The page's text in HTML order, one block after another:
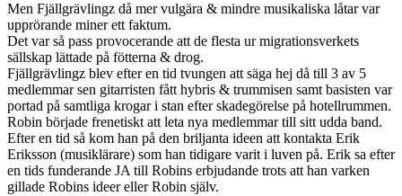
Men Fjällgrävlingz då mer vulgära & mindre musikaliska låtar var
upprörande miner ett faktum.
Det var så pass provocerande att de flesta ur migrationsverkets
sällskap lättade på fötterna & drog.
Fjällgrävlingz blev efter en tid tvungen att säga hej då till 3 av 5
medlemmar sen gitarristen fått hybris & trummisen samt basisten var
portad på samtliga krogar i stan efter skadegörelse på hotellrummen.
Robin började frenetiskt att leta nya medlemmar till sitt udda band.
Efter en tid så kom han på den briljanta ideen att kontakta Erik
Eriksson (musiklärare) som han tidigare varit i luven på. Erik sa efter
en tids funderande JA till Robins erbjudande trots att han varken
gillade Robins ideer eller Robin själv.